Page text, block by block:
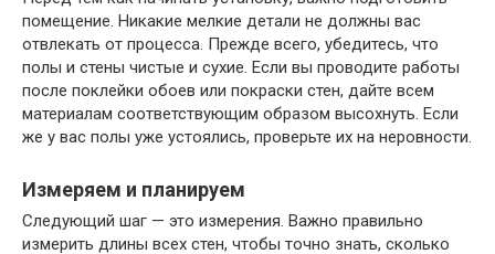
помещение. Никакие мелкие детали не должны вас
отвлекать от процесса. Прежде всего, убедитесь, что
полы и стены чистые и сухие. Если вы проводите работы
после поклейки обоев или покраски стен, дайте всем
материалам соответствующим образом высохнуть. Если
же у вас полы уже устоялись, проверьте их на неровности.
Измеряем и планируем
Следующий шаг — это измерения. Важно правильно
измерить длины всех стен, чтобы точно знать, сколько